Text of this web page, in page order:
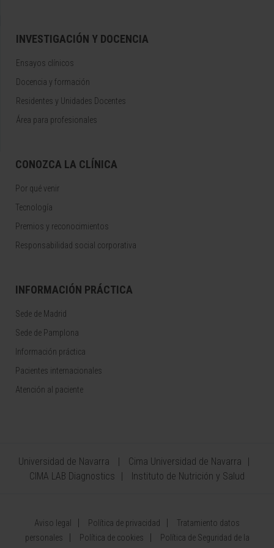
INVESTIGACIÓN Y DOCENCIA
Ensayos clínicos
Docencia y formación
Residentes y Unidades Docentes
Área para profesionales
CONOZCA LA CLÍNICA
Por qué venir
Tecnología
Premios y reconocimientos
Responsabilidad social corporativa
INFORMACIÓN PRÁCTICA
Sede de Madrid
Sede de Pamplona
Información práctica
Pacientes internacionales
Atención al paciente
Universidad de Navarra
Cima Universidad de Navarra
CIMA LAB Diagnostics
Instituto de Nutrición y Salud
Aviso legal Política de privacidad
Tratamiento datos
personales
Política de cookies
Política de Seguridad de la